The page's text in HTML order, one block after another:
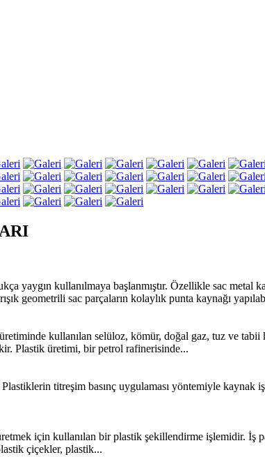
yaygın kullanılmaya başlanmıştır. Özellikle sac metal
geometrili sac parçaların kolaylık punta kaynağı
kullanılan selüloz, kömür, doğal gaz, tuz ve
Plastik üretimi, bir petrol rafinerisinde...
titreşim basınç uygulaması yöntemiyle
için kullanılan bir plastik şekillendirme işlemidir. İş
çiçekler, plastik...